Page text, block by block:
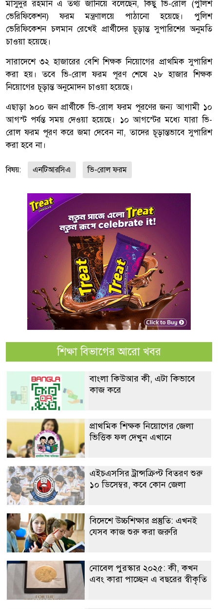
মাসুদুর রহমান এ তথ্য জানিয়ে বলেছেন, কিছু ভি-রোল (পুলিশ
ভেরিফিকেশন) ফরম মন্ত্রণালয়ে পাঠানো হয়েছে। পুলিশ
ভেরিফিকেশন চলমান রেখেই প্রার্থীদের চূড়ান্ত সুপারিশের অনুমতি
চাওয়া হয়েছে।
সারাদেশে ৩২ হাজারের বেশি শিক্ষক নিয়োগের প্রাথমিক সুপারিশ
করা হয়। তবে ভি-রোল ফরম পূরণ শেষে ২৮ হাজার শিক্ষক
নিয়োগের চূড়ান্ত অনুমোদন চাওয়া হয়েছে।
এছাড়া ৯০০ জন প্রার্থীকে ভি-রোল ফরম পূরণের জন্য আগামী ১০
আগস্ট পর্যন্ত সময় দেওয়া হয়েছে। ১০ আগস্টের মধ্যে যারা ভি-
রোল ফরম পূরণ করে জমা দেবেন না, তাদের চূড়ান্তভাবে সুপারিশ
করা হবে না।
বিষয়: এনটিআরসিএ ভি-রোল ফরম
শিক্ষা বিভাগের আরো খবর
বাংলা কিউআর কী, এটা কিভাবে
কাজ করে
প্রাথমিক শিক্ষক নিয়োগের জেলা
ভিত্তিক ফল দেখুন এখানে
এইচএসসির ট্রান্সক্রিপ্ট বিতরণ শুরু
১০ ডিসেম্বর, কবে কোন জেলা
বিদেশে উচ্চশিক্ষার প্রস্তুতি: এখনই
যেসব কাজ শুরু করা জরুরি
নোবেল পুরস্কার ২০২৫: কী, কখন
এবং কারা পাচ্ছেন এ বছরের স্বীকৃতি